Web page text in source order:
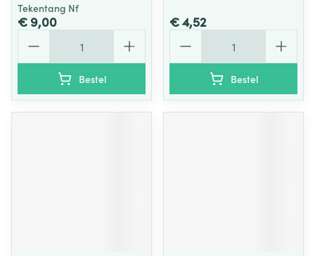
Tekentang Nf
€ 9,00
Bestel
€ 4,52
Bestel